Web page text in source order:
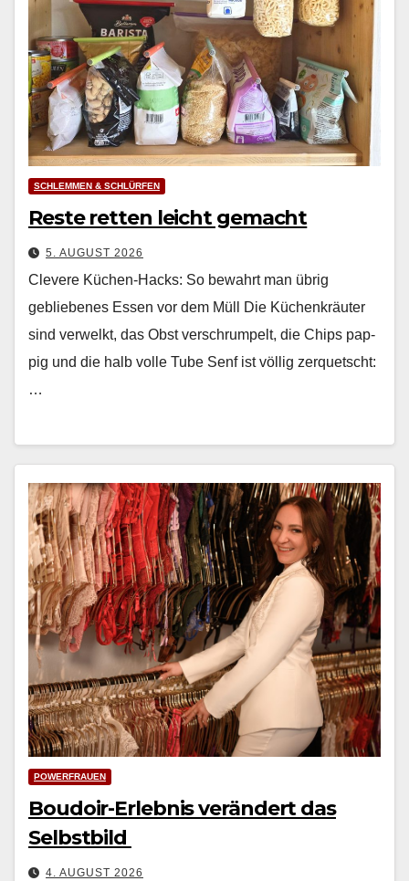
SCHLEMMEN & SCHLÜRFEN
Reste retten leicht gemacht
5. AUGUST 2026
Clevere Küchen-Hacks: So bewahrt man übrig
gebliebenes Essen vor dem Müll Die Küchenkräuter
sind ver­welkt, das Obst ver­schrumpelt, die Chips pap­
pig und die halb volle Tube Senf ist völ­lig zer­quetscht:
…
POWERFRAUEN
Boudoir-Erlebnis verändert das
Selbstbild
4. AUGUST 2026